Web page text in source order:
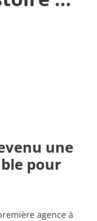
une
pour
agence à